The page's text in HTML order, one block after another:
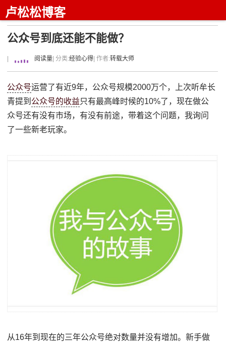
卢松松博客
公众号到底还能不能做？
阅读量 | 分类:经验心得 | 作者:转载大师
公众号运营了有近9年，公众号规模2000万个，上次听牟长
青提到 公众号的收益只有最高峰时候的10%了，现在做公
众号还有没有市场，有没有前途，带着这个问题，我询问
了一些新老玩家。
从16年到现在的三年公众号绝对数量并没有增加。新手做